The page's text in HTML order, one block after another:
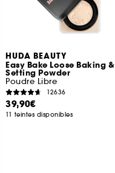
HUDA BEAUTY
Easy Bake Loose Baking &
Setting Powder
Poudre Libre
12636
39,90€
11 teintes disponibles